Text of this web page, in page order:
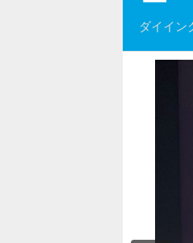
ダイイン